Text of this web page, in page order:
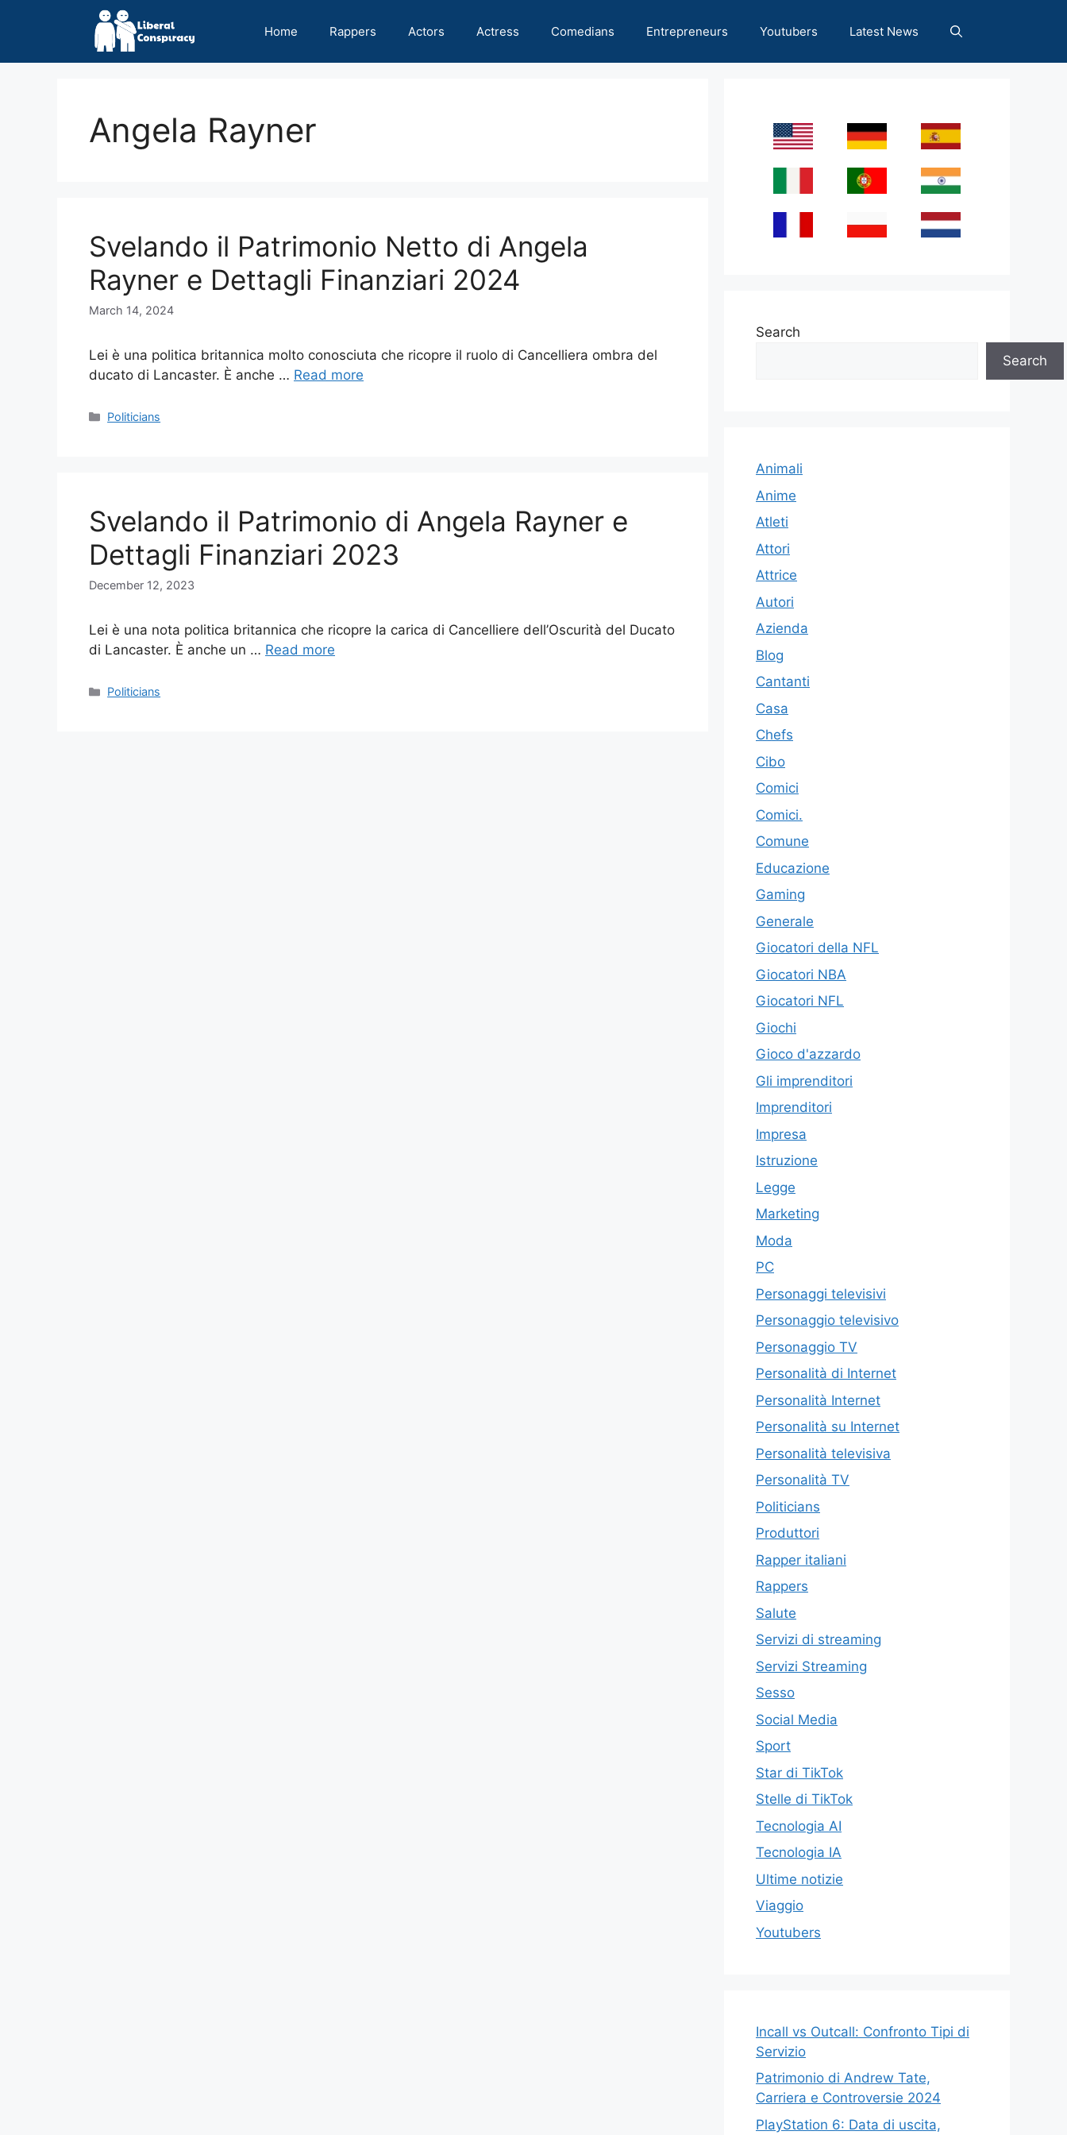
Home Rappers Actors Actress Comedians Entrepreneurs Youtubers Latest News
Angela Rayner
Svelando il Patrimonio Netto di Angela
Rayner e Dettagli Finanziari 2024
March 14, 2024
Lei è una politica britannica molto conosciuta che ricopre il ruolo di Cancelliera ombra del
ducato di Lancaster. È anche … Read more
Categories
Politicians
Svelando il Patrimonio di Angela Rayner e
Dettagli Finanziari 2023
December 12, 2023
Lei è una nota politica britannica che ricopre la carica di Cancelliere dell’Oscurità del Ducato
di Lancaster. È anche un … Read more
Categories
Politicians
Search
Search
Animali
Anime
Atleti
Attori
Attrice
Autori
Azienda
Blog
Cantanti
Casa
Chefs
Cibo
Comici
Comici.
Comune
Educazione
Gaming
Generale
Giocatori della NFL
Giocatori NBA
Giocatori NFL
Giochi
Gioco d'azzardo
Gli imprenditori
Imprenditori
Impresa
Istruzione
Legge
Marketing
Moda
PC
Personaggi televisivi
Personaggio televisivo
Personaggio TV
Personalità di Internet
Personalità Internet
Personalità su Internet
Personalità televisiva
Personalità TV
Politicians
Produttori
Rapper italiani
Rappers
Salute
Servizi di streaming
Servizi Streaming
Sesso
Social Media
Sport
Star di TikTok
Stelle di TikTok
Tecnologia AI
Tecnologia IA
Ultime notizie
Viaggio
Youtubers
Incall vs Outcall: Confronto Tipi di
Servizio
Patrimonio di Andrew Tate,
Carriera e Controversie 2024
PlayStation 6: Data di uscita,